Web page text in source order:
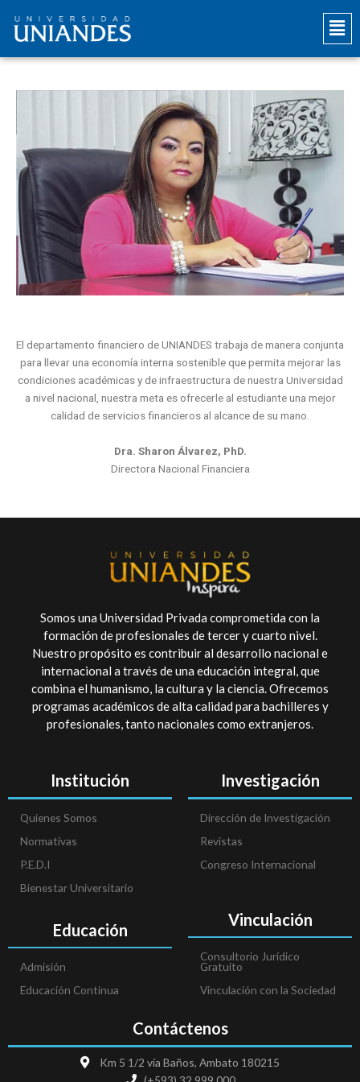
contenido
Main
El departamento financiero de UNIANDES trabaja de manera conjunta
para llevar una economía interna sostenible que permita mejorar las
condiciones académicas y de infraestructura de nuestra Universidad
a nivel nacional, nuestra meta es ofrecerle al estudiante una mejor
calidad de servicios financieros al alcance de su mano.
Dra. Sharon Álvarez, PhD.
Directora Nacional Financiera
Somos una Universidad Privada comprometida con la
formación de profesionales de tercer y cuarto nivel.
Nuestro propósito es contribuir al desarrollo nacional e
internacional a través de una educación integral, que
combina el humanismo, la cultura y la ciencia. Ofrecemos
programas académicos de alta calidad para bachilleres y
profesionales, tanto nacionales como extranjeros.
Institución
Quienes Somos
Normativas
P.E.D.I
Bienestar Universitario
Educación
Admisión
Educación Continua
Investigación
Dirección de Investigación
Revistas
Congreso Internacional
Vinculación
Consultorio Jurídico
Gratuito
Vinculación con la Sociedad
Contáctenos
Km 5 1/2 vía Baños, Ambato 180215